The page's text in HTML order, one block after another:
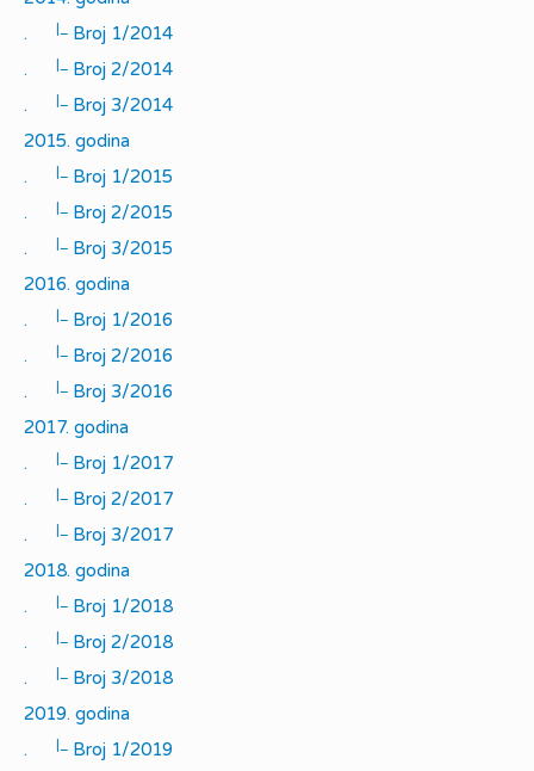
.
|_
Broj 1/2014
.
|_
Broj 2/2014
.
|_
Broj 3/2014
2015. godina
.
|_
Broj 1/2015
.
|_
Broj 2/2015
.
|_
Broj 3/2015
2016. godina
.
|_
Broj 1/2016
.
|_
Broj 2/2016
.
|_
Broj 3/2016
2017. godina
.
|_
Broj 1/2017
.
|_
Broj 2/2017
.
|_
Broj 3/2017
2018. godina
.
|_
Broj 1/2018
.
|_
Broj 2/2018
.
|_
Broj 3/2018
2019. godina
.
|_
Broj 1/2019